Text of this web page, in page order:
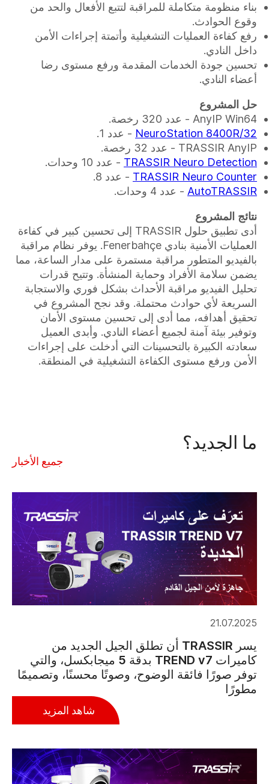
بناء منظومة متكاملة للمراقبة لتتبع الأفعال والحد من
وقوع الحوادث.
رفع كفاءة العمليات التشغيلية وأتمتة إجراءات الأمن
داخل النادي.
تحسين جودة الخدمات المقدمة ورفع مستوى رضا
أعضاء النادي.
حل المشروع
AnyIP Win64 - عدد 320 رخصة.
NeuroStation 8400R/32 - عدد 1.
TRASSIR AnyIP - عدد 32 رخصة.
TRASSIR Neuro Detection - عدد 10 وحدات.
TRASSIR Neuro Counter - عدد 8.
AutoTRASSIR - عدد 4 وحدات.
نتائج المشروع
أدى تطبيق حلول TRASSIR إلى تحسين كبير في كفاءة
العمليات الأمنية بنادي Fenerbahçe. يوفر نظام مراقبة
بالفيديو المتطور مراقبة مستمرة على مدار الساعة، مما
يضمن سلامة الأفراد وحماية المنشأة. وتتيح قدرات
تحليل الفيديو مراقبة الأحداث بشكل فوري والاستجابة
السريعة لأي حوادث محتملة. وقد نجح المشروع في
تحقيق أهدافه، مما أدى إلى تحسين مستوى الأمان
وتوفير بيئة آمنة لجميع أعضاء النادي. وأبدى العميل
سعادته الكبيرة بالتحسينات التي أدخلت على إجراءات
الأمن ورفع مستوى الكفاءة التشغيلية في المنطقة.
ما الجديد؟
جميع الأخبار
21.07.2025
يسر TRASSIR أن تطلق الجيل الجديد من
كاميرات TREND v7 بدقة 5 ميجابكسل، والتي
توفر صورًا فائقة الوضوح، وصوتًا محسنًا، وتصميمًا
مطورًا
شاهد المزيد